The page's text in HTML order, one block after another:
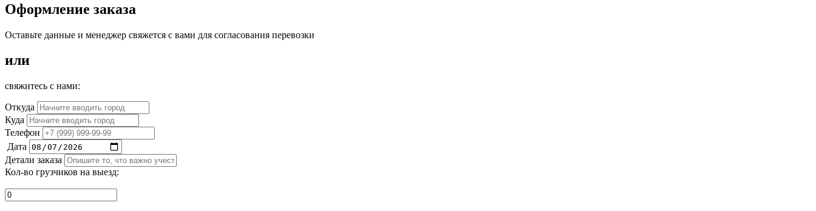
Оформление заказа
Оставьте данные и менеджер свяжется с вами для согласования перевозки
или
свяжитесь с нами:
Откуда
Куда
Телефон
Дата
Детали заказа
Кол-во грузчиков на выезд: